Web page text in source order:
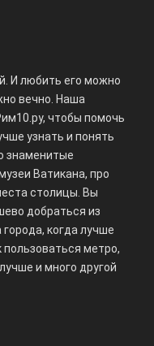
И любить его можно
вечно. Наша
чтобы помочь
узнать и понять
знаменитые
Ватикана, про
столицы. Вы
добраться из
когда лучше
пользоваться метро,
и много другой